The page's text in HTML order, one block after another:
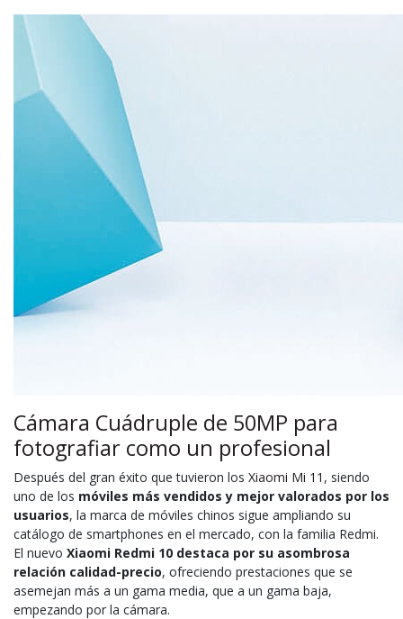
Cámara Cuádruple de 50MP para
fotografiar como un profesional
Después del gran éxito que tuvieron los Xiaomi Mi 11 , siendo
uno de los móviles más vendidos y mejor valorados por los
usuarios, la marca de móviles chinos sigue ampliando su
catálogo de smartphones en el mercado, con la familia Redmi.
El nuevo Xiaomi Redmi 10 destaca por su asombrosa
relación calidad-precio, ofreciendo prestaciones que se
asemejan más a un gama media, que a un gama baja,
empezando por la cámara.